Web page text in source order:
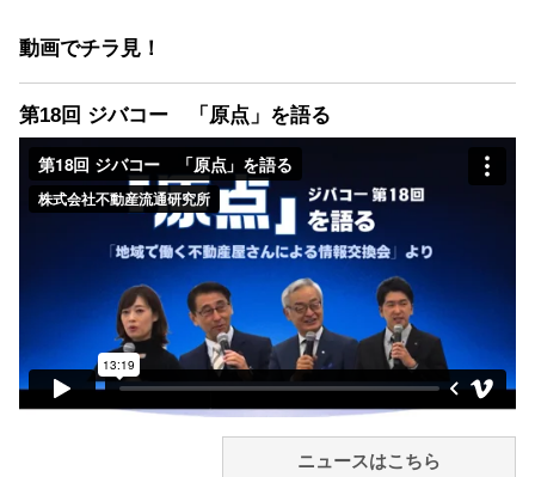
動画でチラ見！
第18回 ジバコー 「原点」を語る
ニュースはこちら